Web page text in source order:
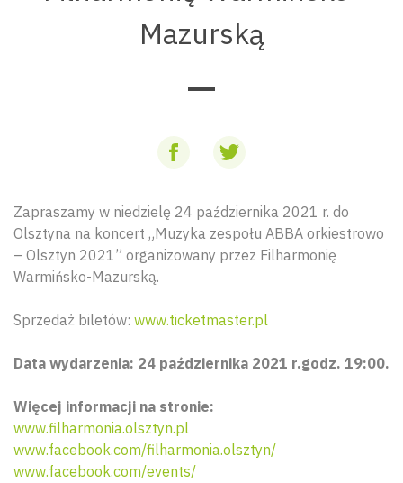
Mazurską
Zapraszamy w niedzielę 24 października 2021 r. do
Olsztyna na koncert „Muzyka zespołu ABBA orkiestrowo
– Olsztyn 2021” organizowany przez Filharmonię
Warmińsko-Mazurską.
Sprzedaż biletów: www.ticketmaster.pl
Data wydarzenia: 24 października 2021 r.godz. 19:00.
Więcej informacji na stronie:
www.filharmonia.olsztyn.pl
www.facebook.com/filharmonia.olsztyn/
www.facebook.com/events/